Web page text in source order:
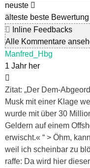
neuste
älteste beste Bewertung
Inline Feedbacks
Alle Kommentare
Manfred_Hbg
1 Jahr her
Zitat: „Der Dem-
Musk mit einer Klage
wurde mit über 30
Geldern auf einem
erwischt.« “ > Öhm,
weil ich scheinbar zu
raffe: Da wird hier